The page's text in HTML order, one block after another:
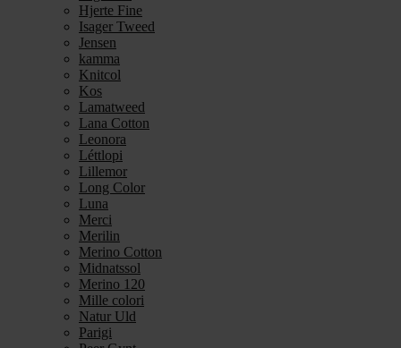
Hjerte Fine
Isager Tweed
Jensen
kamma
Knitcol
Kos
Lamatweed
Lana Cotton
Leonora
Léttlopi
Lillemor
Long Color
Luna
Merci
Merilin
Merino Cotton
Midnatssol
Merino 120
Mille colori
Natur Uld
Parigi